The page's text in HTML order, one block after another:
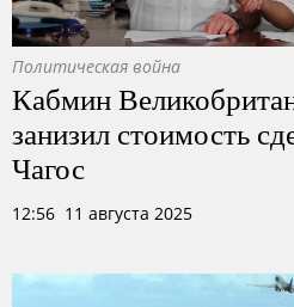
Политическая война
Кабмин
занизил стоимость
Чагос
12:56 11 августа 2025